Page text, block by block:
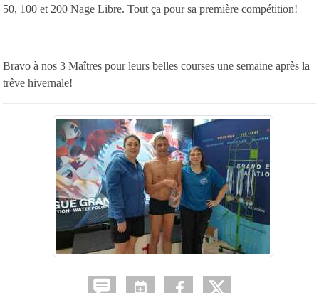
50, 100 et 200 Nage Libre. Tout ça pour sa première compétition!
Bravo à nos 3 Maîtres pour leurs belles courses une semaine après la
trêve hivernale!